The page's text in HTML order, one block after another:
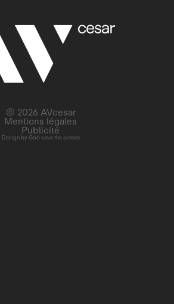
Design by God save the screen
© 2026 AVcesar
Mentions légales
Publicité